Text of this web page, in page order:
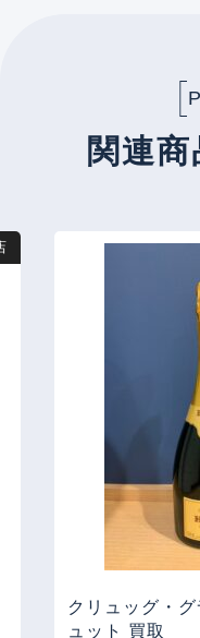
関連
クリュッグ・
ュット 買取